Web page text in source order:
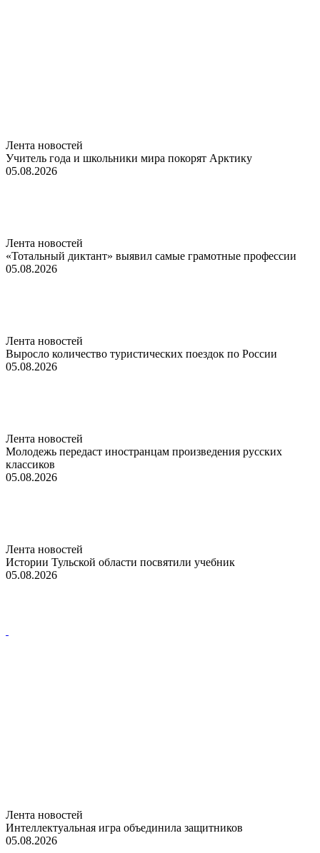
Лента новостей
Учитель года и школьники мира покорят Арктику
05.08.2026
Лента новостей
«Тотальный диктант» выявил самые грамотные профессии
05.08.2026
Лента новостей
Выросло количество туристических поездок по России
05.08.2026
Лента новостей
Молодежь передаст иностранцам произведения русских
классиков
05.08.2026
Лента новостей
Истории Тульской области посвятили учебник
05.08.2026
Лента новостей
Интеллектуальная игра объединила защитников
05.08.2026